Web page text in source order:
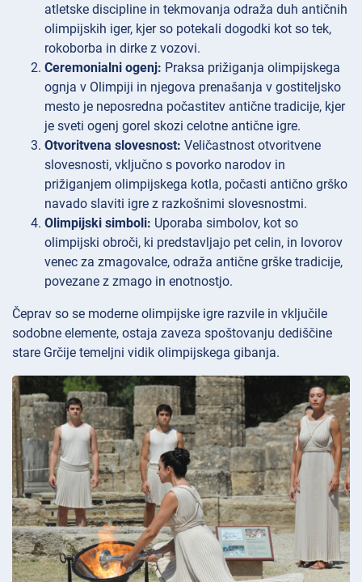
atletske discipline in tekmovanja odraža duh antičnih
olimpijskih iger, kjer so potekali dogodki kot so tek,
rokoborba in dirke z vozovi.
Ceremonialni ogenj: Praksa prižiganja olimpijskega
ognja v Olimpiji in njegova prenašanja v gostiteljsko
mesto je neposredna počastitev antične tradicije, kjer
je sveti ogenj gorel skozi celotne antične igre.
Otvoritvena slovesnost: Veličastnost otvoritvene
slovesnosti, vključno s povorko narodov in
prižiganjem olimpijskega kotla, počasti antično grško
navado slaviti igre z razkošnimi slovesnostmi.
Olimpijski simboli: Uporaba simbolov, kot so
olimpijski obroči, ki predstavljajo pet celin, in lovorov
venec za zmagovalce, odraža antične grške tradicije,
povezane z zmago in enotnostjo.
Čeprav so se moderne olimpijske igre razvile in vključile
sodobne elemente, ostaja zaveza spoštovanju dediščine
stare Grčije temeljni vidik olimpijskega gibanja.